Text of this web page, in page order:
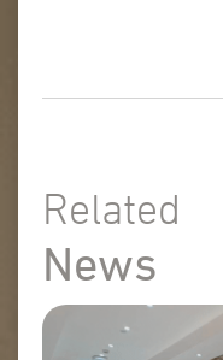
Related
News